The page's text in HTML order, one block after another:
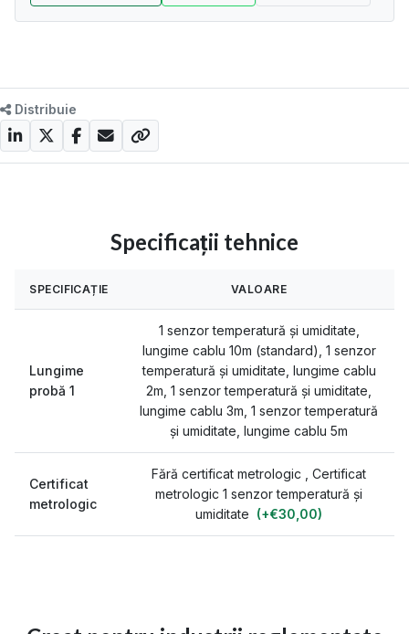
Distribuie
Specificații tehnice
SPECIFICAȚIE VALOARE
Lungime
probă 1
1 senzor temperatură și umiditate,
lungime cablu 10m (standard), 1 senzor
temperatură și umiditate, lungime cablu
2m, 1 senzor temperatură și umiditate,
lungime cablu 3m, 1 senzor temperatură
și umiditate, lungime cablu 5m
Certificat
metrologic
Fără certificat metrologic
Certificat
metrologic 1 senzor temperatură și
umiditate (+€30,00)